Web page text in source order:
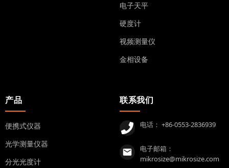
电子天平
硬度计
视频测量仪
金相设备
产品
便携式仪器
光学测量仪器
分光光度计
联系我们
电话： +86-0553-2836939
电子邮箱：
mikrosize@mikrosize.com